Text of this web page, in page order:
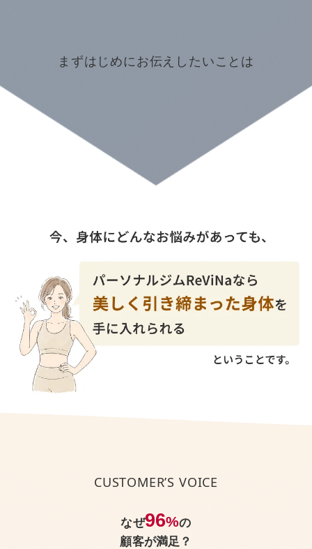
まずはじめにお伝えしたいことは
パーソナルジムReViNaなら
美しく引き締まった身体を手に入れられる
CUSTOMER’S VOICE
なぜ96%の
顧客が満足？